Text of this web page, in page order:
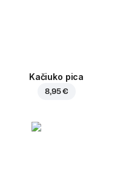
Kačiuko pica
8,95 €